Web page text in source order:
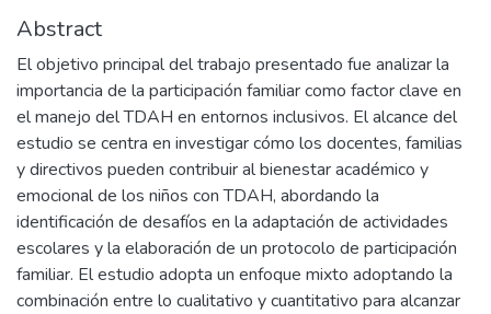
Abstract
El objetivo principal del trabajo presentado fue analizar la
importancia de la participación familiar como factor clave en
el manejo del TDAH en entornos inclusivos. El alcance del
estudio se centra en investigar cómo los docentes, familias
y directivos pueden contribuir al bienestar académico y
emocional de los niños con TDAH, abordando la
identificación de desafíos en la adaptación de actividades
escolares y la elaboración de un protocolo de participación
familiar. El estudio adopta un enfoque mixto adoptando la
combinación entre lo cualitativo y cuantitativo para alcanzar